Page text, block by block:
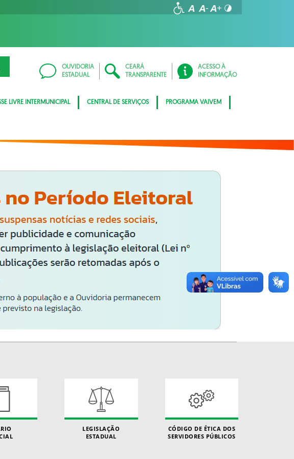
OUVIDORIA
ESTADUAL
CEARÁ
TRANSPARENTE
ACESSO À
INFORMAÇÃO
LIVRE INTERMUNICIPAL CENTRAL DE SERVIÇOS PROGRAMA VAIVEM
LEGISLAÇÃO
ESTADUAL
CÓDIGO DE ÉTICA DOS
SERVIDORES PÚBLICOS